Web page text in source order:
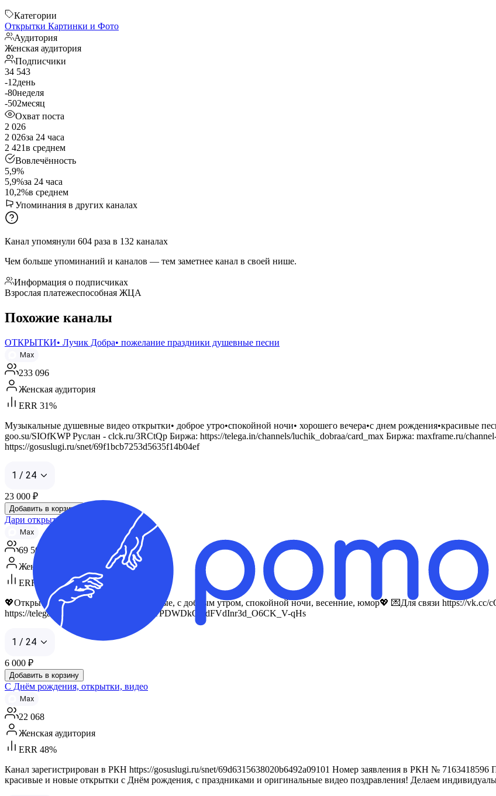
Категории
Открытки Картинки и Фото
Аудитория
Женская аудитория
Подписчики
34 543
-12день
-80неделя
-502месяц
Охват поста
2 026
2 026за 24 часа
2 421в среднем
Вовлечённость
5,9%
5,9%за 24 часа
10,2%в среднем
Упоминания в других каналах
Канал упомянули 604 раза в 132 каналах
Чем больше упоминаний и каналов — тем заметнее канал в своей нише.
Информация о подписчиках
Взрослая платежеспособная ЖЦА
Похожие каналы
ОТКРЫТКИ• Лучик Добра• пожелание праздники душевные песни
Max
233 096
Женская аудитория
ERR 31%
Музыкальные душевные видео открытки• доброе утро•спокойной ночи• хорошего вечера•с днем рождения•красивые
goo.su/SIOfKWP Руслан - clck.ru/3RCtQp Биржа: https://telega.in/channels/luchik_dobraa/card_max Биржа: maxframe.ru/
https://gosuslugi.ru/snet/69f1bcb7253d5635f14b04ef
1 / 24
23 000 ₽
Добавить в корзину
Дари открытки
Max
69 500
Женская аудитория
ERR 26%
💖Открытки, поздравления, праздничные, с добрым утром, спокойной ночи, весенние, юмор💖 💌Для связи https://vk.cc/
https://telega.in/m/dC4m_UCdC73DEtuTPDWDkQRdFVdInr3d_O6CK_V-qHs
1 / 24
6 000 ₽
Добавить в корзину
С Днём рождения, открытки, видео
Max
22 068
Женская аудитория
ERR 48%
Канал зарегистрирован в РКН https://gosuslugi.ru/snet/69d6315638020b6492a09101 Номер заявления в РКН №
красивые и новые открытки с Днём рождения, с праздниками и оригинальные видео поздравления! Делаем